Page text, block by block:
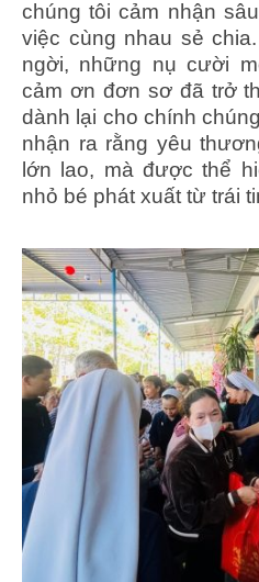
chúng tôi cảm nhận
việc cùng nhau sẻ
ngời, những nụ cười
cảm ơn đơn sơ đã trở
dành lại cho chính
nhận ra rằng yêu
lớn lao, mà được thể
nhỏ bé phát xuất từ trái